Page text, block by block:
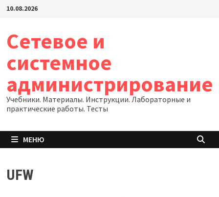
Перейти
10.08.2026
Сетевое и
системное
администрирование
Учебники. Материалы. Инструкции. Лабораторные и
практические работы. Тесты
МЕНЮ
UFW